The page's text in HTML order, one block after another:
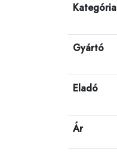
Kategória
Gyártó
Eladó
Ár